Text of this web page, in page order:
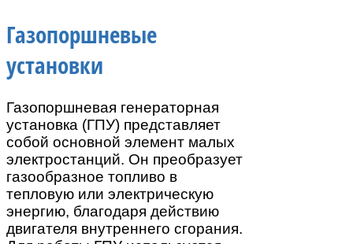
Газопоршневые
установки
Газопоршневая генераторная
установка (ГПУ) представляет
собой основной элемент малых
электростанций. Он преобразует
газообразное топливо в
тепловую или электрическую
энергию, благодаря действию
двигателя внутреннего сгорания.